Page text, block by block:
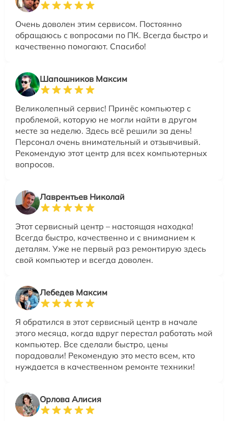
Очень доволен этим сервисом. Постоянно
обращаюсь с вопросами по ПК. Всегда быстро и
качественно помогают. Спасибо!
Шапошников Максим
Великолепный сервис! Принёс компьютер с
проблемой, которую не могли найти в другом
месте за неделю. Здесь всё решили за день!
Персонал очень внимательный и отзывчивый.
Рекомендую этот центр для всех компьютерных
вопросов.
Лаврентьев Николай
Этот сервисный центр – настоящая находка!
Всегда быстро, качественно и с вниманием к
деталям. Уже не первый раз ремонтирую здесь
свой компьютер и всегда доволен.
Лебедев Максим
Я обратился в этот сервисный центр в начале
этого месяца, когда вдруг перестал работать мой
компьютер. Все сделали быстро, цены
порадовали! Рекомендую это место всем, кто
нуждается в качественном ремонте техники!
Орлова Алисия